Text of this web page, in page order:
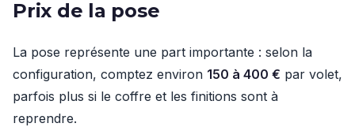
Prix de la pose
La pose représente une part importante : selon la
configuration, comptez environ 150 à 400 € par volet,
parfois plus si le coffre et les finitions sont à
reprendre.